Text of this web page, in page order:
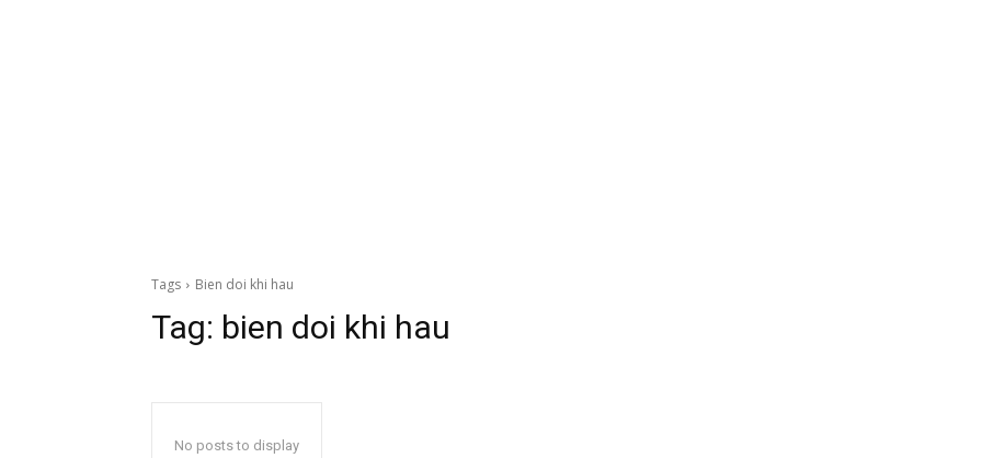
Tags Bien doi khi hau
Tag: bien doi khi hau
No posts to display